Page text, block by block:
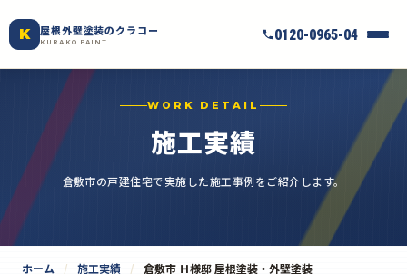
K 屋根外壁塗装のクラコー
KURAKO PAINT 0120-0965-04
WORK DETAIL
施工実績
倉敷市の戸建住宅で実施した施工事例をご紹介します。
ホーム 施工実績 倉敷市 Ｈ様邸 屋根塗装・外壁塗装